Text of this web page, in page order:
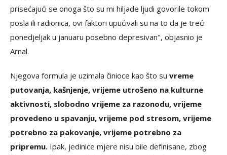
prisećajući se onoga što su mi hiljade ljudi govorile tokom
posla ili radionica, ovi faktori upućivali su na to da je treći
ponedjeljak u januaru posebno depresivan", objasnio je
Arnal.
Njegova formula je uzimala činioce kao što su vreme
putovanja, kašnjenje, vrijeme utrošeno na kulturne
aktivnosti, slobodno vrijeme za razonodu, vrijeme
provedeno u spavanju, vrijeme pod stresom, vrijeme
potrebno za pakovanje, vrijeme potrebno za
pripremu. Ipak, jedinice mjere nisu bile definisane, zbog